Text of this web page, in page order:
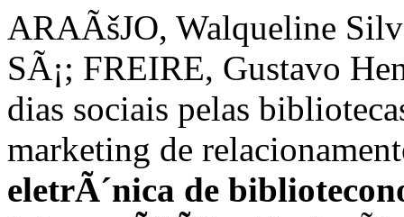
ARAÃšJO, Walqueline
SÃ¡; FREIRE, Gustavo
dias sociais pelas
marketing de
eletrÃ´nica de